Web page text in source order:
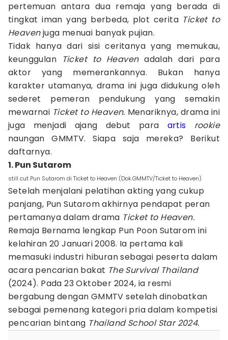
pertemuan antara dua remaja yang berada di
tingkat iman yang berbeda, plot cerita Ticket to
Heavenjuga menuai banyak pujian.
Tidak hanya dari sisi ceritanya yang memukau,
keunggulan
Ticket to Heavenadalah dari para
aktor yang memerankannya. Bukan hanya
karakter utamanya, drama ini juga didukung oleh
sederet pemeran pendukung yang semakin
mewarnai Ticket to Heaven. Menariknya, drama ini
juga menjadi ajang debut para artis
rookie
naungan GMMTV. Siapa saja mereka? Berikut
daftarnya.
1. Pun Sutarom
still cut Pun Sutarom di Ticket to Heaven (Dok.GMMTV/Ticket to Heaven)
Setelah menjalani pelatihan akting yang cukup
panjang, Pun Sutarom akhirnya pendapat peran
pertamanya dalam drama Ticket to Heaven.
Remaja Bernama lengkap Pun Poon Sutarom ini
kelahiran 20 Januari 2008. Ia pertama kali
memasuki industri hiburan sebagai peserta dalam
acara pencarian bakat The Survival Thailand
(2024). Pada 23 Oktober 2024, ia resmi
bergabung dengan GMMTV setelah dinobatkan
sebagai pemenang kategori pria dalam kompetisi
pencarian bintang Thailand School Star 2024.